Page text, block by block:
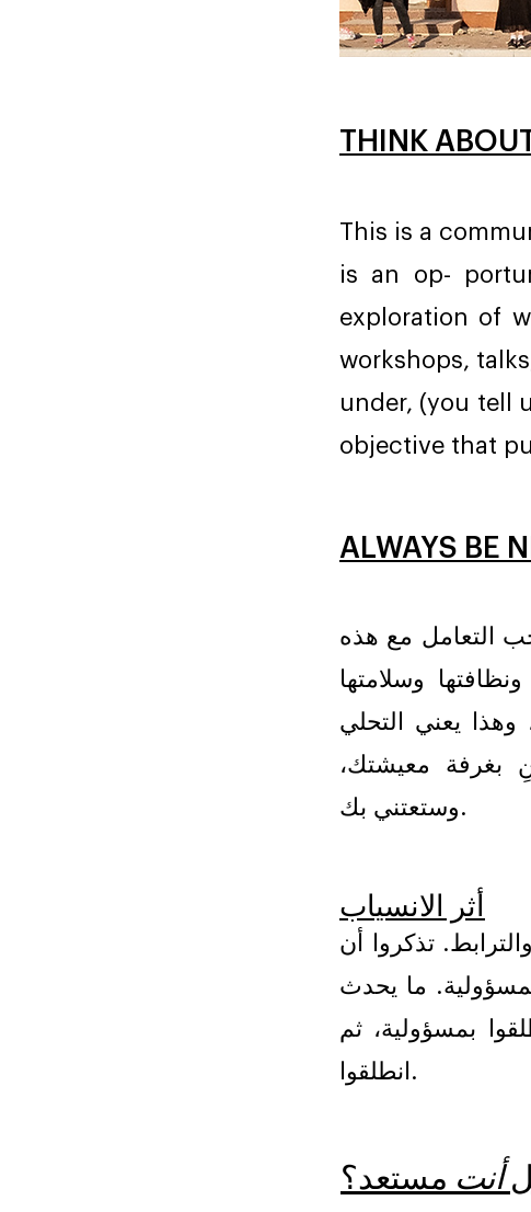
THINK
This is a
is an op-
exploration of
workshops,
under, (you tell
objective that
ALWAYS BE
التعامل مع هذه
وسلامتها
يعني التحلي
بغرفة معيشتك،
وستعتني بك.
أثر الانسياب
تذكروا أن
ما يحدث
بمسؤولية، ثم
انطلقوا.
أنت مستعد؟